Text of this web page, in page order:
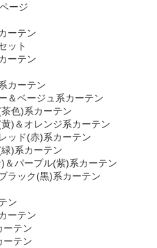
ージ
ーテン
ット
ーテン
カーテン
＆ベージュ系カーテン
色)系カーテン
)＆オレンジ系カーテン
ッド(赤)系カーテン
)系カーテン
＆パープル(紫)系カーテン
ラック(黒)系カーテン
ン
ーテン
ーテン
ーテン